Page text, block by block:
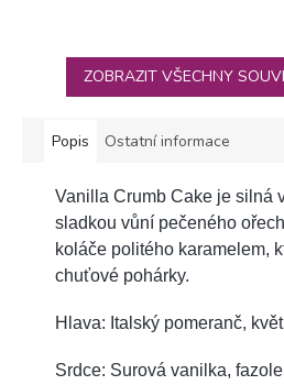
ZOBRAZIT VŠECHNY
Popis Ostatní informace
Vanilla Crumb Cake je silná
sladkou vůní pečeného
koláče politého karamelem,
chuťové pohárky.
Hlava: Italský pomeranč,
Srdce: Surová vanilka,